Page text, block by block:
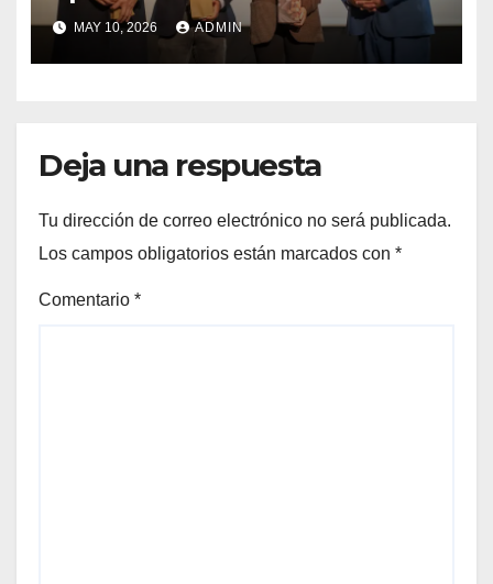
lanzamiento del
Preuniversitario Brotes 2026
MAY 10, 2026 ADMIN
Deja una respuesta
Tu dirección de correo electrónico no será publicada.
Los campos obligatorios están marcados con *
Comentario *